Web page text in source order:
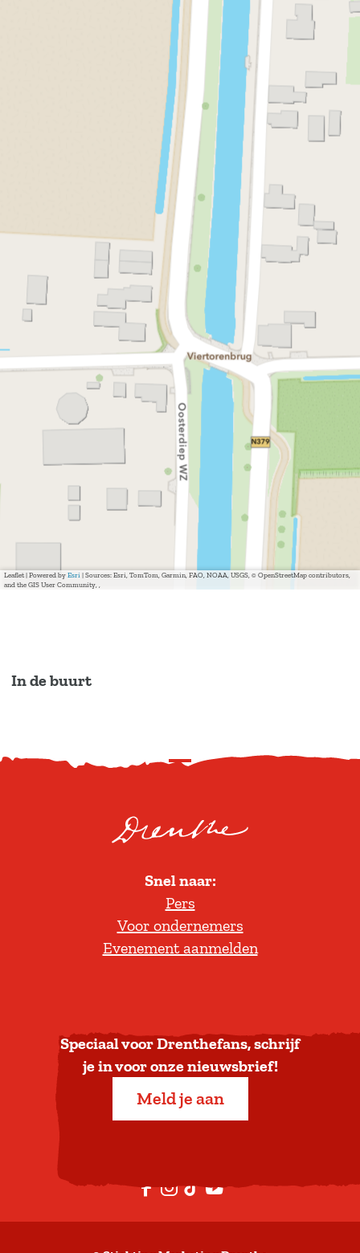
In de buurt
Leaflet | Powered by Esri | Sources: Esri, TomTom, Garmin, FAO, NOAA, USGS, © OpenStreetMap contributors,
and the GIS User Community, ,
S
o
l
t
e
r
a
a
b
n
Snel naar:
Pers
Voor ondernemers
Evenement aanmelden
Speciaal voor Drenthefans, schrijf
je in voor onze nieuwsbrief!
Meld je aan
F
a
I
n
T
i
Y
o